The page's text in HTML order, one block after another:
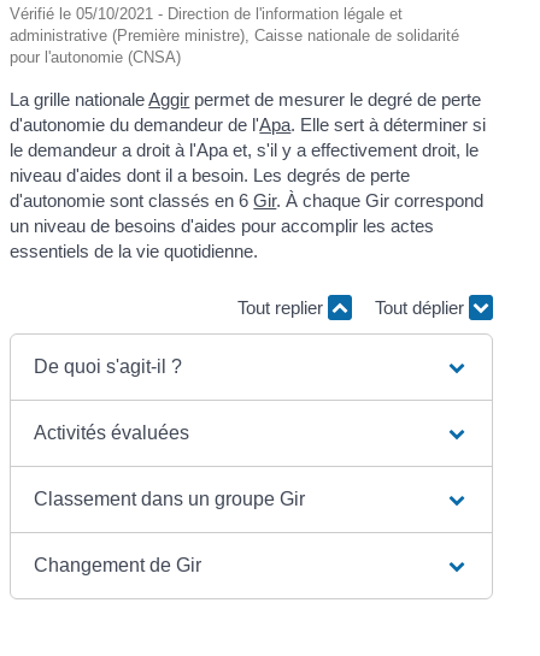
Vérifié le 05/10/2021 - Direction de l'information légale et
administrative (Première ministre), Caisse nationale de solidarité
pour l'autonomie (CNSA)
La grille nationaleAggir permet de mesurer le degré de perte
d'autonomie du demandeur de l'Apa. Elle sert à déterminer si
le demandeur a droit à l'Apa et, s'il y a effectivement droit, le
niveau d'aides dont il a besoin. Les degrés de perte
d'autonomie sont classés en 6Gir. À chaque Gir correspond
un niveau de besoins d'aides pour accomplir les actes
essentiels de la vie quotidienne.
Tout replier Tout déplier
De quoi s'agit-il ?
Activités évaluées
Classement dans un groupe Gir
Changement de Gir